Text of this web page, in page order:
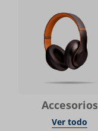
Accesorios
Ver todo